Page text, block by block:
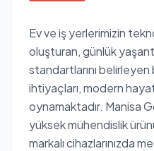
Ev ve iş yerlerimizin
oluşturan, günlük
standartlarını
ihtiyaçları, modern
oynamaktadır. Manisa
yüksek mühendislik
markalı cihazlarınızda